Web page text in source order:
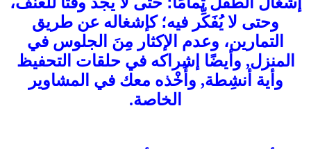
وحتى لا يُفَكِّر فيه؛ كإشغاله عن طريق
التمارين، وعدم الإكثار مِنَ الجلوس في
المنزل, وأيضًا إشراكه في حلقات التحفيظ
وأية أنشِطة, وأَخْذه معك في المشاوير
الخاصة.